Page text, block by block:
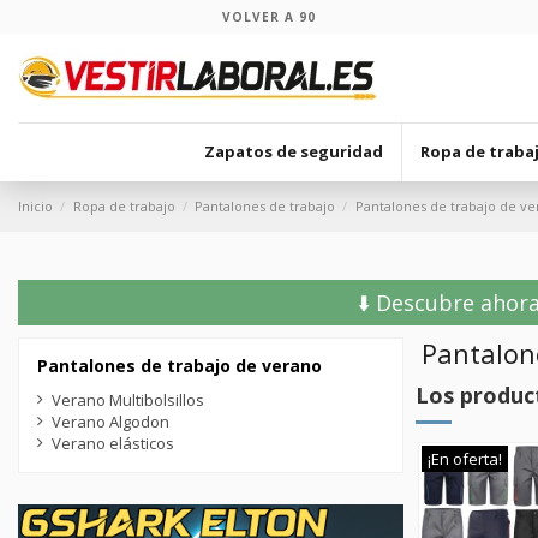
VOLVER A 90
Zapatos de seguridad Ropa de
Inicio Ropa de trabajo Pantalones de trabajo Pantalones de trabajo de
⬇️ Descubre
Los
¡En oferta!
Pantalones de trabajo de verano
Verano Multibolsillos
Verano Algodon
Verano elásticos